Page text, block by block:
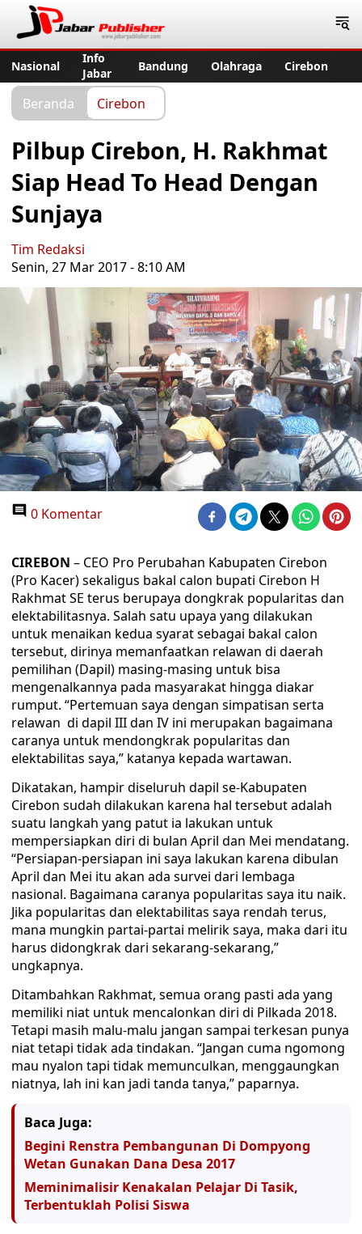
Nasional
Info
Jabar
Bandung Olahraga Cirebon
Beranda Cirebon
Pilbup Cirebon, H. Rakhmat
Siap Head To Head Dengan
Sunjaya
Tim Redaksi
Senin, 27 Mar 2017 - 8:10 AM
0 Komentar
CIREBON – CEO Pro Perubahan Kabupaten Cirebon
(Pro Kacer) sekaligus bakal calon bupati Cirebon H
Rakhmat SE terus berupaya dongkrak popularitas dan
elektabilitasnya. Salah satu upaya yang dilakukan
untuk menaikan kedua syarat sebagai bakal calon
tersebut, dirinya memanfaatkan relawan di daerah
pemilihan (Dapil) masing-masing untuk bisa
mengenalkannya pada masyarakat hingga diakar
rumput. “Pertemuan saya dengan simpatisan serta
relawan di dapil III dan IV ini merupakan bagaimana
caranya untuk mendongkrak popularitas dan
elektabilitas saya,” katanya kepada wartawan.
Dikatakan, hampir diseluruh dapil se-Kabupaten
Cirebon sudah dilakukan karena hal tersebut adalah
suatu langkah yang patut ia lakukan untuk
mempersiapkan diri di bulan April dan Mei mendatang.
“Persiapan-persiapan ini saya lakukan karena dibulan
April dan Mei itu akan ada survei dari lembaga
nasional. Bagaimana caranya popularitas saya itu naik.
Jika popularitas dan elektabilitas saya rendah terus,
mana mungkin partai-partai melirik saya, maka dari itu
harus didongkrak dari sekarang-sekarang,”
ungkapnya.
Ditambahkan Rakhmat, semua orang pasti ada yang
memiliki niat untuk mencalonkan diri di Pilkada 2018.
Tetapi masih malu-malu jangan sampai terkesan punya
niat tetapi tidak ada tindakan. “Jangan cuma ngomong
mau nyalon tapi tidak memunculkan, menggaungkan
niatnya, lah ini kan jadi tanda tanya,” paparnya.
Baca Juga:
Begini Renstra Pembangunan Di Dompyong
Wetan Gunakan Dana Desa 2017
Meminimalisir Kenakalan Pelajar Di Tasik,
Terbentuklah Polisi Siswa